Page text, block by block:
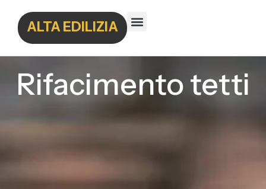
ALTA EDILIZIA
Rifacimento tetti